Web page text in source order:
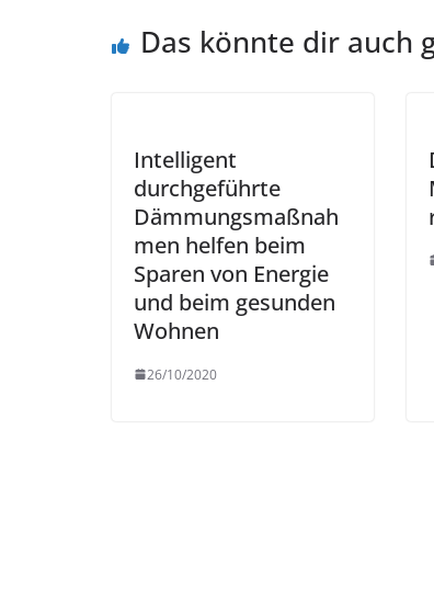
Das könnte dir auch
Intelligent
durchgeführte
Dämmungsmaßnah
men helfen beim
Sparen von Energie
und beim gesunden
Wohnen
26/10/2020